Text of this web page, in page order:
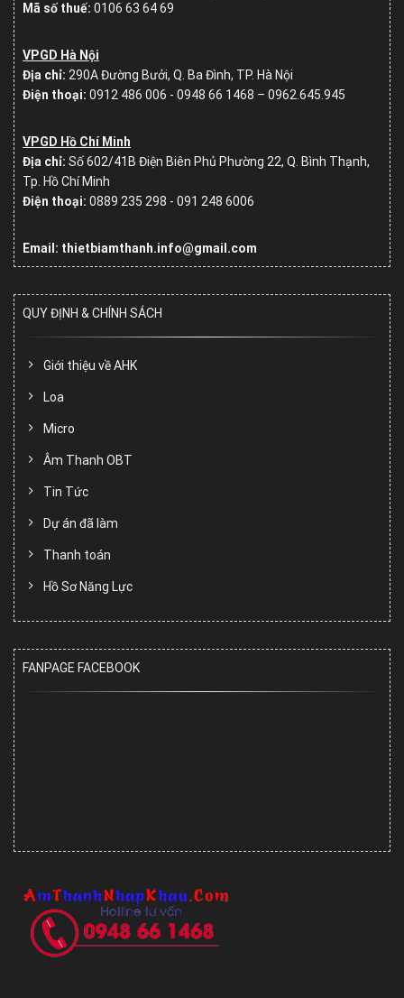
Mã số thuế: 0106 63 64 69
VPGD Hà Nội
Địa chỉ: 290A Đường Bưởi, Q. Ba Đình, TP. Hà Nội
Điện thoại: 0912 486 006 - 0948 66 1468 – 0962.645.945
VPGD Hồ Chí Minh
Địa chỉ: Số602/41B Điện Biên Phủ Phường 22, Q. Bình Thạnh,
Tp. Hồ Chí Minh
Điện thoại: 0889 235 298 - 091 248 6006
Email: thietbiamthanh.info@gmail.com
QUY ĐỊNH & CHÍNH SÁCH
Giới thiệu về AHK
Loa
Micro
Âm Thanh OBT
Tin Tức
Dự án đã làm
Thanh toán
Hồ Sơ Năng Lực
FANPAGE FACEBOOK